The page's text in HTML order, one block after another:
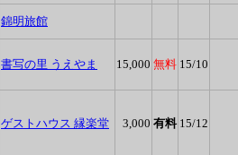
錦明旅館
書写の里 うえやま 15,000 無料 15/10
ゲストハウス 縁楽堂 3,000 有料 15/12